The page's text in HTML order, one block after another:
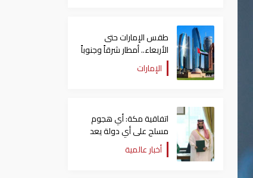
طقس الإمارات حتى
الأربعاء.. أمطار شرقاً وجنوباً
وانخفاض تدريجي للحرارة
الإمارات
اتفاقية مكة: أي هجوم
مسلح على أي دولة يعد
هجوما على الدول الثلاث
جميعا
أخبار عالمية